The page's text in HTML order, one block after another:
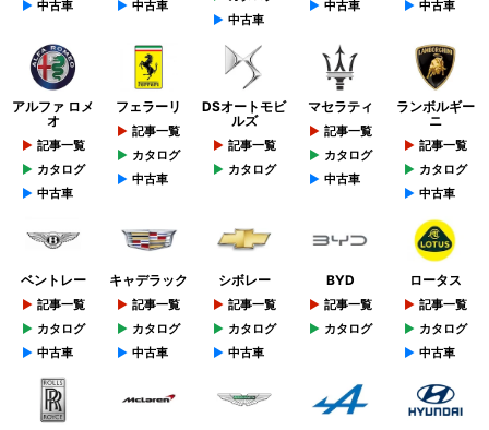
中古車
中古車
中古車
中古車
中古車
アルファ ロメ
オ
記事一覧
カタログ
中古車
フェラーリ
記事一覧
カタログ
中古車
DSオートモビ
ルズ
記事一覧
カタログ
マセラティ
記事一覧
カタログ
中古車
ランボルギー
ニ
記事一覧
カタログ
中古車
ベントレー
記事一覧
カタログ
中古車
キャデラック
記事一覧
カタログ
中古車
シボレー
記事一覧
カタログ
中古車
BYD
記事一覧
カタログ
ロータス
記事一覧
カタログ
中古車